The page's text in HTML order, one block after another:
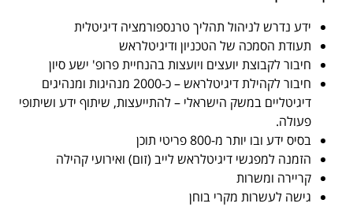
ידע נדרש לניהול תהליך טרנספורמציה דיגיטלית
תעודת הסמכה של הטכניון ודיגיטלראש
חיבור לקבוצת יועצים ויועצות בהנחיית פרופ' ישע סיון
חיבור לקהילת דיגיטלראש – כ-2000 מנהיגות ומנהיגים
דיגיטליים במשק הישראלי – להתייעצות, שיתוף ידע ושיתופי
פעולה.
בסיס ידע ובו יותר מ-800 פריטי תוכן
הזמנה למפגשי דיגיטלראש לייב (זום) ואירועי קהילה
קריירה ומשרות
גישה לעשרות מקרי בוחן